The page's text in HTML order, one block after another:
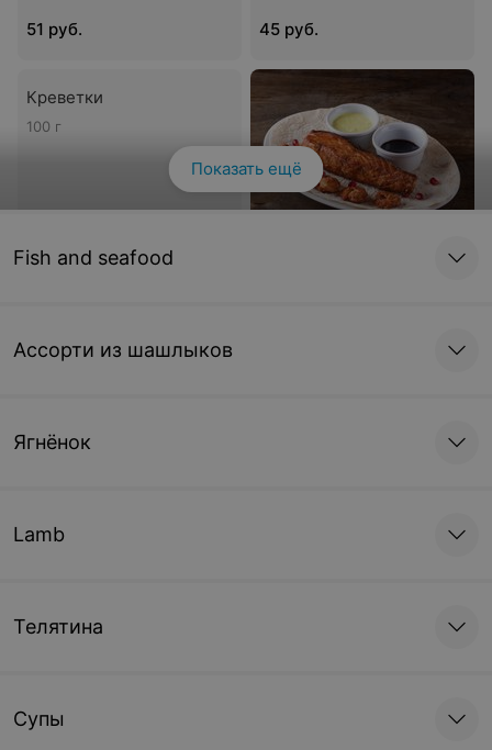
51 руб. 45 руб.
Креветки
100 г
34 руб.
Показать ещё
Fish and seafood
Ассорти из шашлыков
Ягнёнок
Lamb
Телятина
Супы